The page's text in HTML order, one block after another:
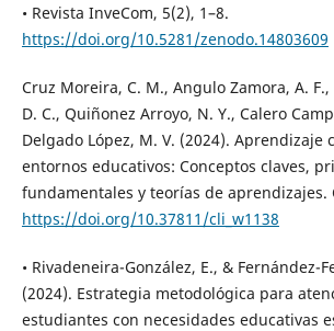
• Revista InveCom, 5(2), 1–8.
https://doi.org/10.5281/zenodo.14803609
Cruz Moreira, C. M., Angulo Zamora, A.
D. C., Quiñonez Arroyo, N. Y., Calero
Delgado López, M. V. (2024). Aprendizaje
entornos educativos: Conceptos claves,
fundamentales y teorías de aprendizajes.
https://doi.org/10.37811/cli_w1138
• Rivadeneira-González, E., & Fernández-
(2024). Estrategia metodológica para
estudiantes con necesidades educativas